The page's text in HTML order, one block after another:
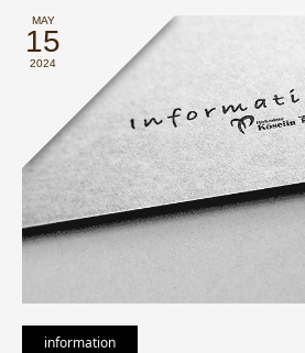
MAY
15
2024
information